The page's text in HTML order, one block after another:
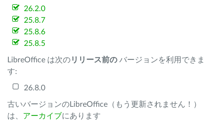
26.2.0
25.8.7
25.8.6
25.8.5
LibreOffice は次のリリース前の バージョンを利用できま
す:
26.8.0
古いバージョンのLibreOffice（もう更新されません！）
は、 アーカイブにあります